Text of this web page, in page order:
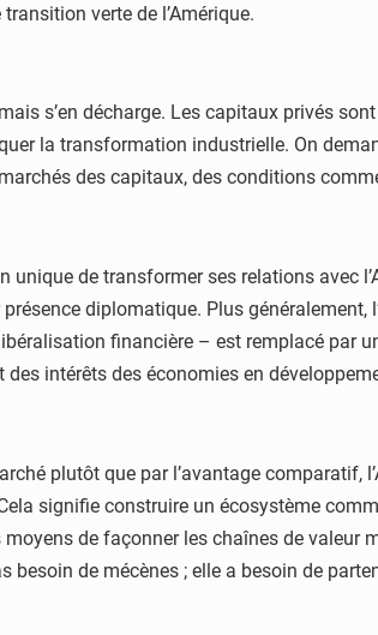
verte de l’Amérique.
s’en décharge. Les capitaux privés
la transformation industrielle. On
des capitaux, des conditions
de transformer ses relations avec
diplomatique. Plus
financière – est remplacé par
intérêts des économies en
plutôt que par l’avantage comparatif,
signifie construire un écosystème
de façonner les chaînes de valeur
besoin de mécènes ; elle a besoin de